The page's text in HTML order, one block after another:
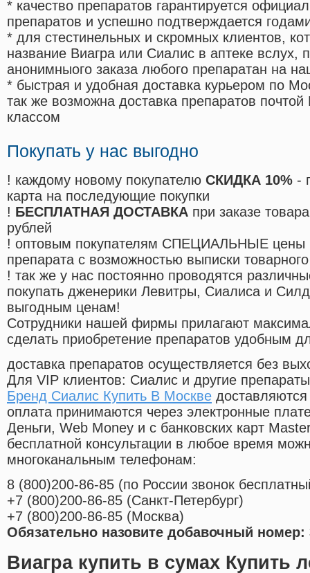
* качество препаратов гарантируется
препаратов и успешно подтверждается
* для стестинельных и скромных клиентов,
название Виагра или Сиалис в аптеке вслух,
анонимныого заказа любого препаратан на
* быстрая и удобная доставка курьером по
так же возможна доставка препаратов
классом
Покупать у нас выгодно
! каждому новому покупателю СКИДКА 10% -
карта на последующие покупки
! БЕСПЛАТНАЯ ДОСТАВКА при заказе
рублей
! оптовым покупателям СПЕЦИАЛЬНЫЕ цены
препарата с возможностью выписки
! так же у нас постоянно проводятся
покупать дженерики Левитры, Сиалиса и
выгодным ценам!
Cотрудники нашей фирмы прилагают
сделать приобретение препаратов удобным
доставка препаратов осуществляется без
Для VIP клиентов: Сиалис и другие
Бренд Сиалис Купить В Москве доставляются
оплата принимаются через электронные
Деньги, Web Money и с банковских карт
бесплатной консультации в любое время
многоканальным телефонам:
8 (800)200-86-85 (по России звонок
+7 (800)200-86-85 (Санкт-Петербург)
+7 (800)200-86-85 (Москва)
Обязательно назовите добавочный номер:
Виагра купить в сумах Купить